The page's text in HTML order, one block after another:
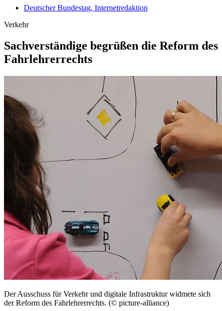
Deutscher Bundestag, Internetredaktion
Verkehr
Sachverständige begrüßen die Reform des
Fahrlehrer­rechts
Der Ausschuss für Verkehr und digitale Infrastruktur widmete sich
der Reform des Fahrlehrerrechts. (© picture-alliance)